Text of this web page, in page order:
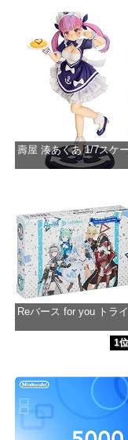
壽屋 湊あくあ 1/7スケ
Reバース for you トラ
価格： 1位